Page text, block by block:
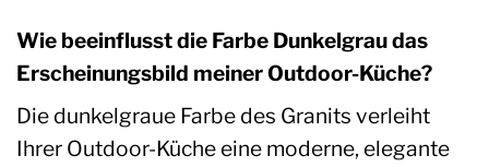
Wie beeinflusst die Farbe Dunkelgrau das
Erscheinungsbild meiner Outdoor-Küche?
Die dunkelgraue Farbe des Granits verleiht
Ihrer Outdoor-Küche eine moderne, elegante